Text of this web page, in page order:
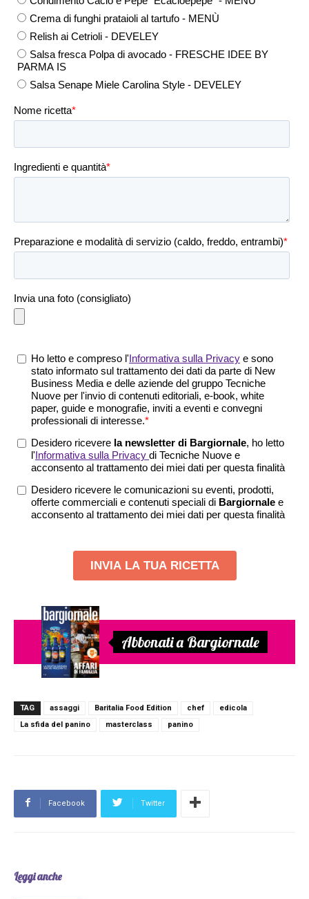
Abbonati a Bargiornale
TAG assaggi Baritalia Food Edition chef
edicola
La sfida del panino
masterclass panino
Facebook Twitter
Leggi anche